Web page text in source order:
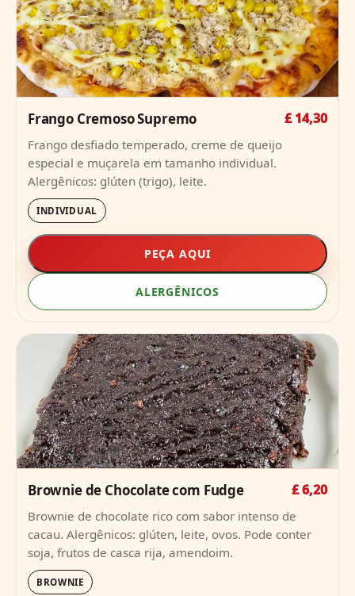
Frango Cremoso Supremo £ 14,30
Frango desfiado temperado, creme de queijo
especial e muçarela em tamanho individual.
Alergênicos: glúten (trigo), leite.
INDIVIDUAL
PEÇA AQUI
ALERGÊNICOS
Brownie de Chocolate com Fudge £ 6,20
Brownie de chocolate rico com sabor intenso de
cacau. Alergênicos: glúten, leite, ovos. Pode conter
soja, frutos de casca rija, amendoim.
BROWNIE